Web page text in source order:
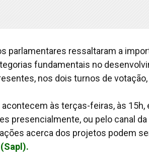
parlamentares ressaltaram a
fundamentais no
nos dois turnos de
às terças-feiras, às 15h,
presencialmente, ou pelo canal
acerca dos projetos podem